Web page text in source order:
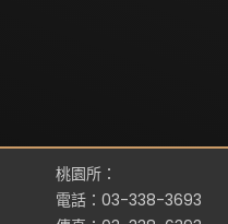
桃園所：
電話：03-338-3693